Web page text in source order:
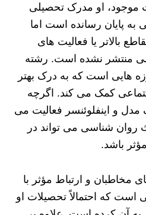
او مدرک تحصیلی
به پایان رسانده است اما
بالاتر یا فعالیت‌ های
منتشر نشده است. رشته
هایی است که به درک بهتر
کمک می‌ کند. اگرچه
مدل و اینفلوئنسر فعالیت می‌
روان‌ شناسی می‌ تواند در
باشد.
مخاطبان و ارتباط مؤثر با
است که احتمالاً تحصیلات او